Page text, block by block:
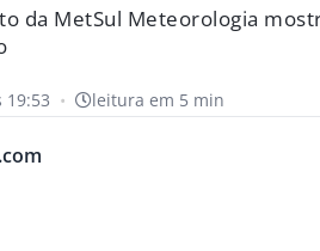
da MetSul Meteorologia
19:53 • leitura em 5 min